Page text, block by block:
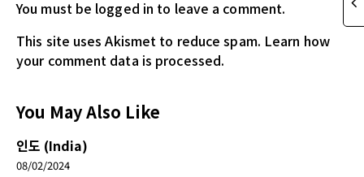
You must be logged in to leave a comment.
This site uses Akismet to reduce spam. Learn how
your comment data is processed.
You May Also Like
인도 (India)
08/02/2024